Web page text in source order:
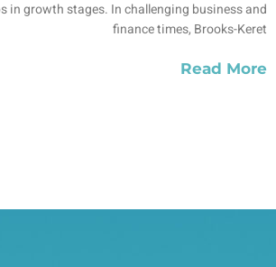
in growth stages. In challenging business and
finance times, Brooks-Keret
Read More